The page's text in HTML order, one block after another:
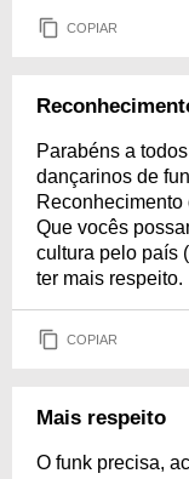
COPIAR
Parabéns a
dançarinos de
Que vocês
cultura pelo país
ter mais respeito.
COPIAR
Mais respeito
O funk precisa,